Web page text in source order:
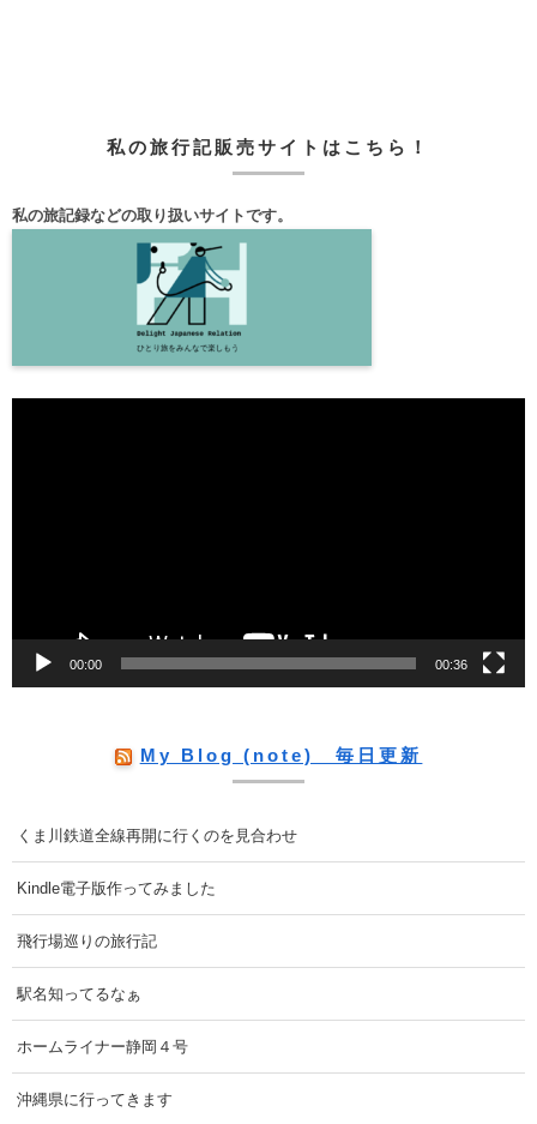
私の旅行記販売サイトはこちら！
私の旅記録などの取り扱いサイトです。
00:00 00:36
My Blog (note) 毎日更新
くま川鉄道全線再開に行くのを見合わせ
Kindle電子版作ってみました
飛行場巡りの旅行記
駅名知ってるなぁ
ホームライナー静岡４号
沖縄県に行ってきます